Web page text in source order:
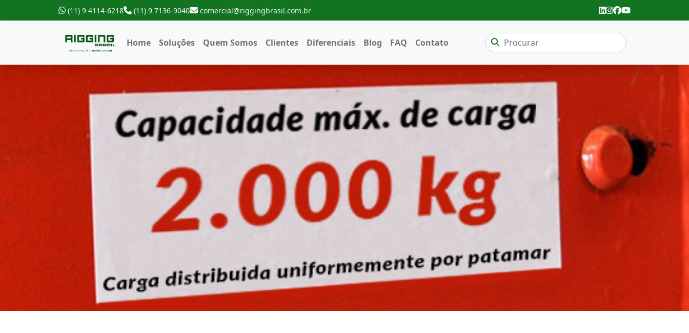
(11) 9 4114-6218 (11) 9 7136-9040 comercial@riggingbrasil.com.br
Home Soluções Quem Somos Clientes Diferenciais Blog FAQ Contato